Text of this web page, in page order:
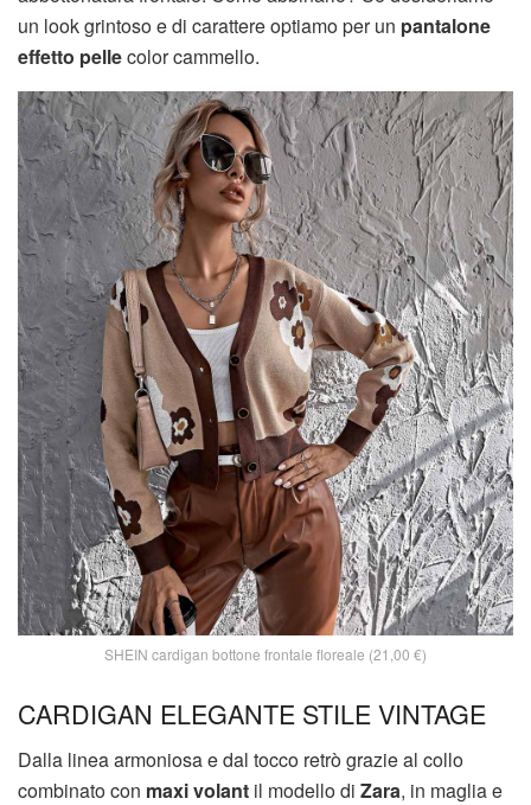
un look grintoso e di carattere optiamo per un pantalone
effetto pellecolor cammello.
SHEIN cardigan bottone frontale floreale (21,00 €)
CARDIGAN ELEGANTE STILE VINTAGE
Dalla linea armoniosa e dal tocco retrò grazie al collo
combinato con maxi volant il modello di Zara, in maglia e